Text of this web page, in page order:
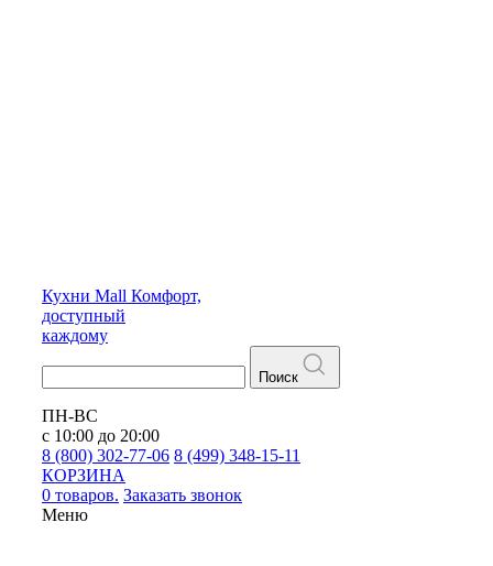
Кухни Mall Комфорт,
доступный
каждому
Поиск
ПН-ВС
с 10:00 до 20:00
8 (800) 302-77-06 8 (499) 348-15-11
КОРЗИНА
0 товаров. Заказать звонок
Меню